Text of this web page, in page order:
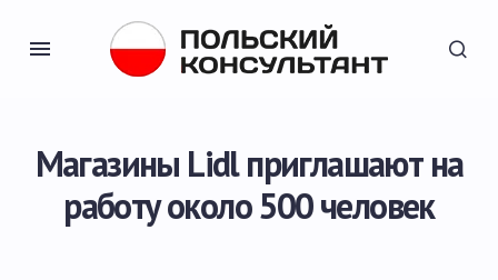
Магазины Lidl приглашают на
работу около 500 человек